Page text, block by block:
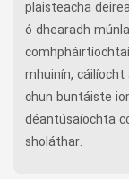
plaisteacha
ó dhearadh
mhuinín,
chun buntáiste
déantúsaíochta
sholáthar.